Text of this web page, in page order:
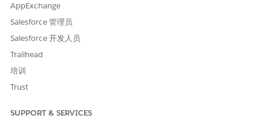
AppExchange
Salesforce 管理员
Salesforce 开发人员
Trailhead
培训
Trust
SUPPORT & SERVICES